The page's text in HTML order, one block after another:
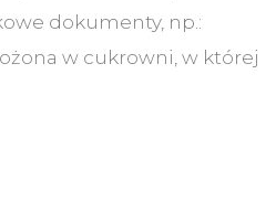
dokumenty, np.:
w cukrowni, w której